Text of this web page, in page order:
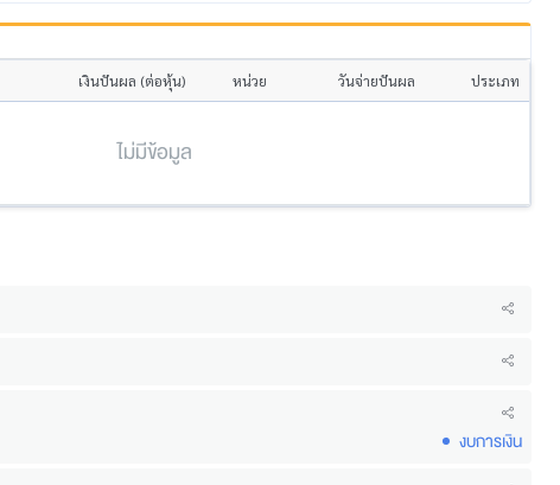
เงินปันผล (ต่อหุ้น) หน่วย วันจ่ายปันผล ประเภท
ไม่มีข้อมูล
งบการเงิน